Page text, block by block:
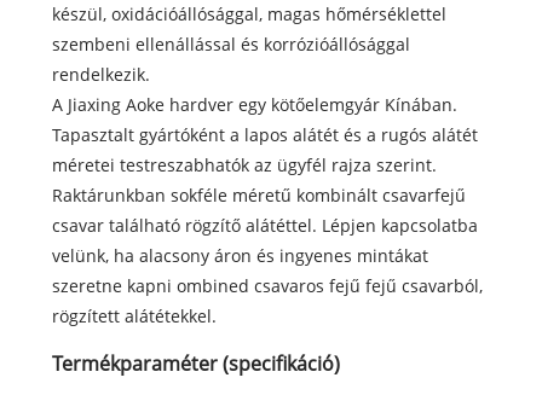
készül, oxidációállósággal, magas hőmérséklettel
szembeni ellenállással és korrózióállósággal
rendelkezik.
A Jiaxing Aoke hardver egy kötőelemgyár Kínában.
Tapasztalt gyártóként a lapos alátét és a rugós alátét
méretei testreszabhatók az ügyfél rajza szerint.
Raktárunkban sokféle méretű kombinált csavarfejű
csavar található rögzítő alátéttel. Lépjen kapcsolatba
velünk, ha alacsony áron és ingyenes mintákat
szeretne kapni ombined csavaros fejű fejű csavarból,
rögzített alátétekkel.
Termékparaméter (specifikáció)